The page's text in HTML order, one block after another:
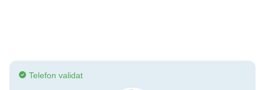
Telefon validat